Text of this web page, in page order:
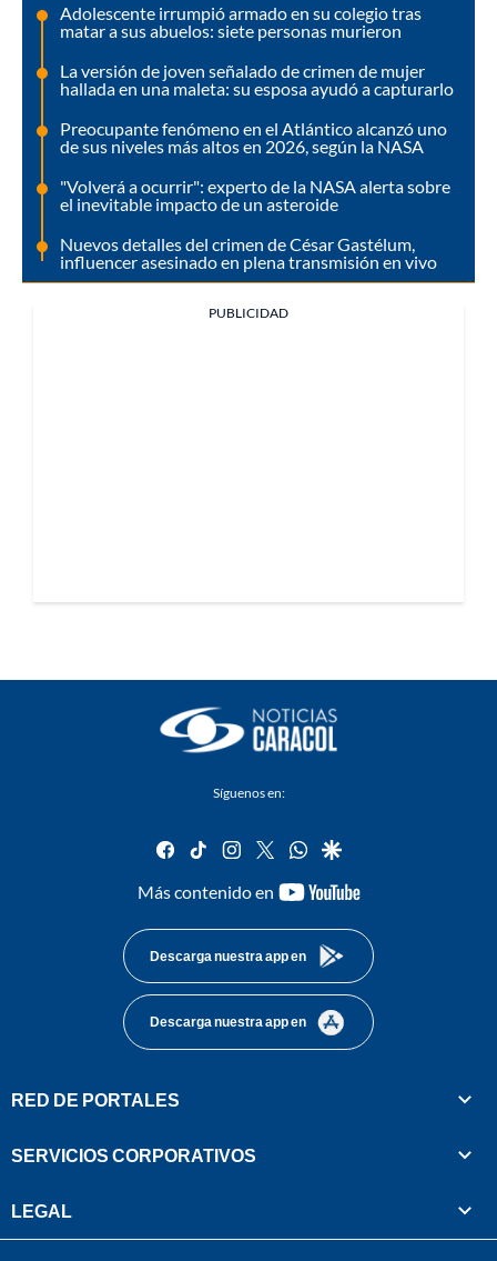
Adolescente irrumpió armado en su colegio tras
matar a sus abuelos: siete personas murieron
La versión de joven señalado de crimen de mujer
hallada en una maleta: su esposa ayudó a capturarlo
Preocupante fenómeno en el Atlántico alcanzó uno
de sus niveles más altos en 2026, según la NASA
"Volverá a ocurrir": experto de la NASA alerta sobre
el inevitable impacto de un asteroide
Nuevos detalles del crimen de César Gastélum,
influencer asesinado en plena transmisión en vivo
PUBLICIDAD
Síguenos en:
facebook
tiktok instagram
twitterwhatsapp
google
Más contenido en
youtube-
Descarga nuestra app en
Descarga nuestra app en
RED DE PORTALES
SERVICIOS CORPORATIVOS
LEGAL